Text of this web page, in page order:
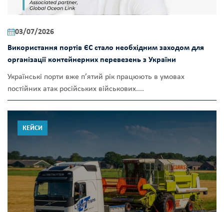
03/07/2026
Використання портів ЄС стало необхідним заходом для
організації контейнерних перевезень з України
Українські порти вже п’ятий рік працюють в умовах
постійних атак російських військових....
КЕЙСИ